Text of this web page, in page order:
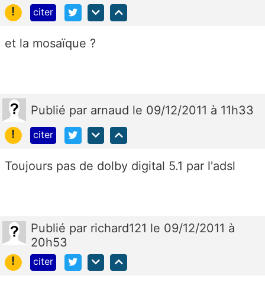
!
citer
et la mosaïque ?
Publié par arnaud le 09/12/2011 à 11h33
!
citer
Toujours pas de dolby digital 5.1 par l'adsl
Publié par richard121 le 09/12/2011 à
20h53
!
citer